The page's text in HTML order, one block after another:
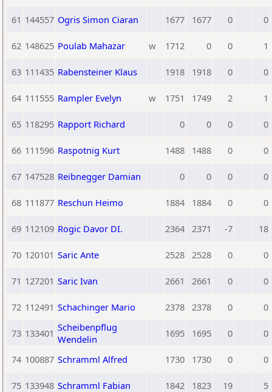
61 144557 Ogris Simon Ciaran 1677 1677 0 0
62 148625 Poulab Mahazar w 1712 0 0 1
63 111435 Rabensteiner Klaus 1918 1918 0 0
64 111555 Rampler Evelyn w 1751 1749 2 1
65 118295 Rapport Richard 0 0 0 0
66 111596 Raspotnig Kurt 1488 1488 0 0
67 147528 Reibnegger Damian 0 0 0 0
68 111877 Reschun Heimo 1884 1884 0 0
69 112109 Rogic Davor DI. 2364 2371 -7 18
70 120101 Saric Ante 2528 2528 0 0
71 127201 Saric Ivan 2661 2661 0 0
72 112491 Schachinger Mario 2378 2378 0 0
73 133401 Scheibenpflug
Wendelin
1695 1695 0 0
74 100887 Schramml Alfred 1730 1730 0 0
75 133948 Schramml Fabian 1842 1823 19 5